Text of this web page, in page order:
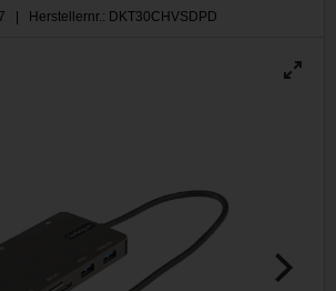
| Herstellernr.: DKT30CHVSDPD